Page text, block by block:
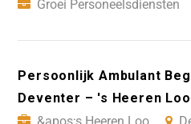
Groei Personeelsdiensten
Persoonlijk Ambulant
Deventer – 's Heeren